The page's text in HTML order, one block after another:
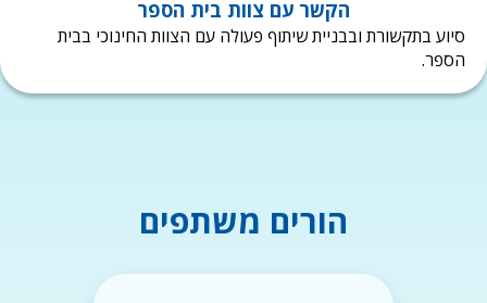
הקשר עם צוות בית הספר
בתקשורת ובבניית שיתוף פעולה עם הצוות החינוכי בבית
הורים משתפים